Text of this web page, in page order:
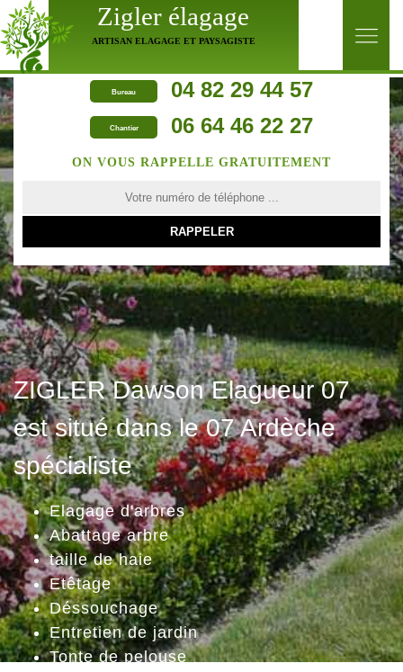
Zigler élagage
ARTISAN ELAGAGE ET PAYSAGISTE
Bureau 04 82 29 44 57
Chantier 06 64 46 22 27
ZIGLER Dawson Elagueur 07
est situé dans le 07 Ardèche
spécialiste
Elagage d'arbres
Abattage arbre
taille de haie
Etêtage
Déssouchage
Entretien de jardin
Tonte de pelouse
ON VOUS RAPPELLE GRATUITEMENT